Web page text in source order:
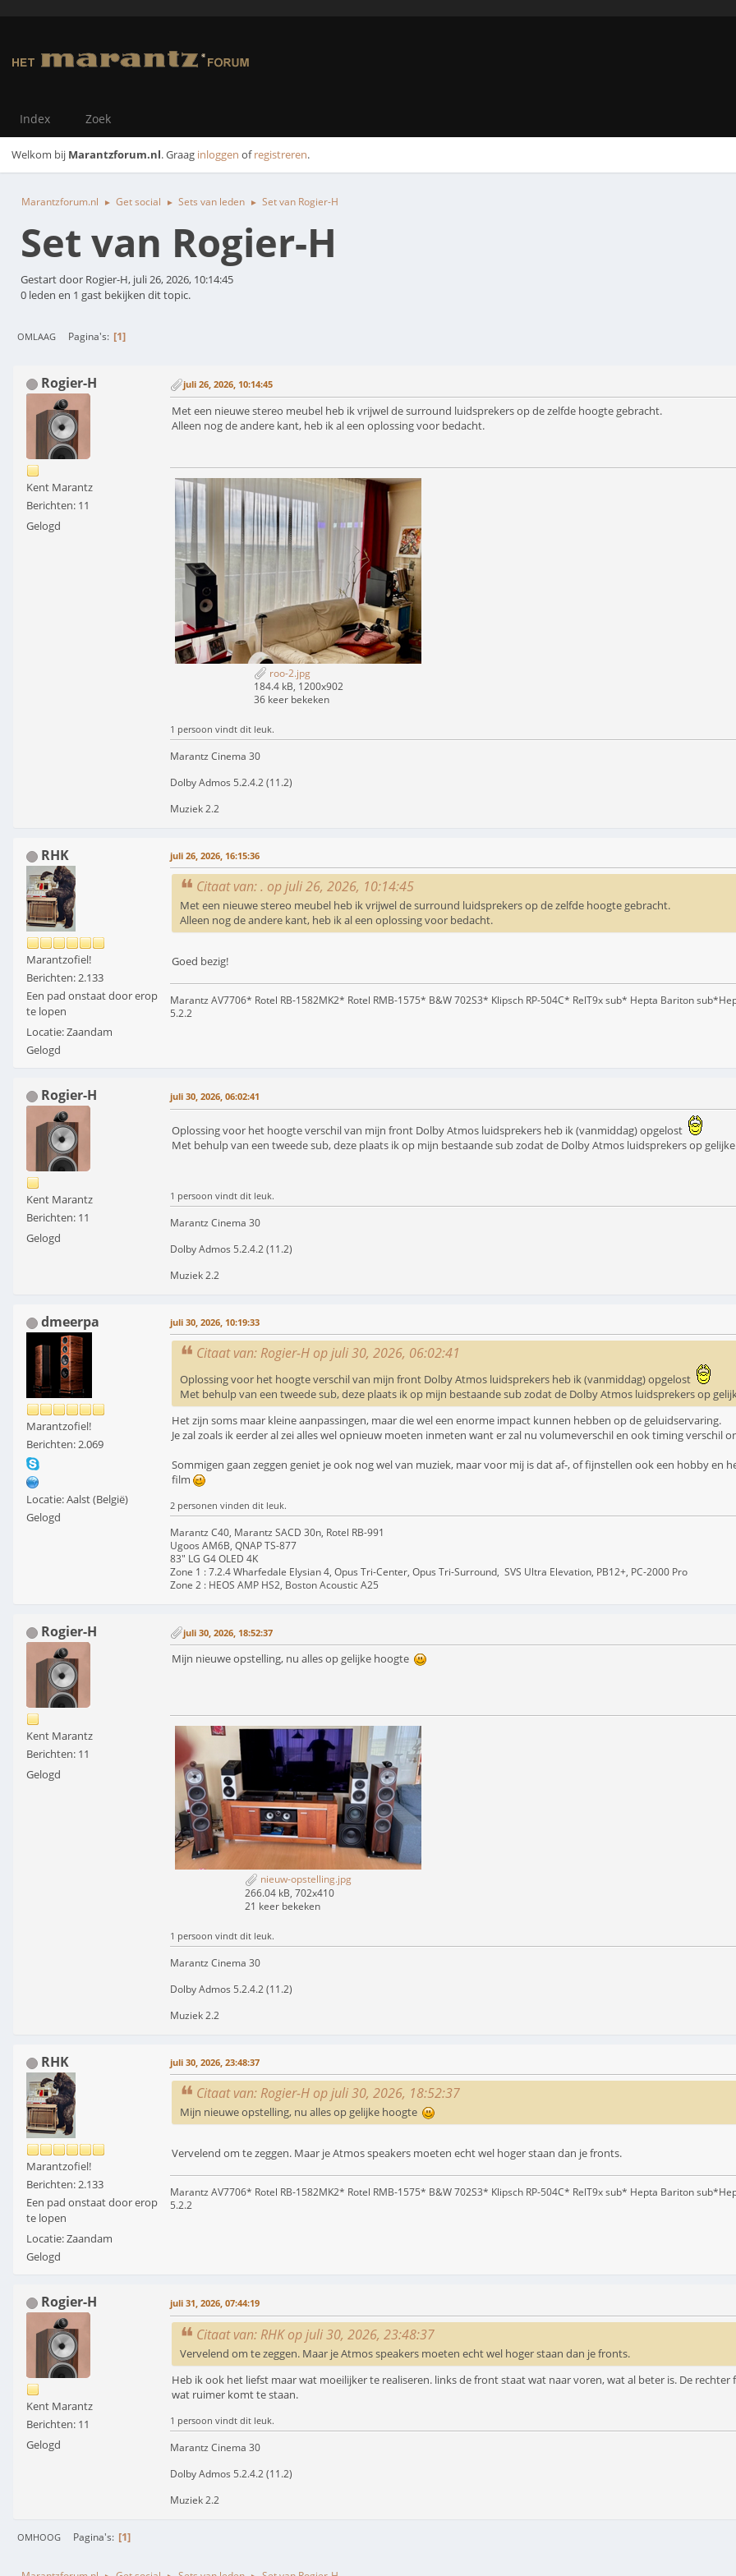
Index Zoek
Welkom bij Marantzforum.nl. Graag inloggen ofregistreren.
Marantzforum.nl ► Get social ► Sets van leden ► Set van Rogier-H
Set van Rogier-H
Gestart door Rogier-H, juli 26, 2026, 10:14:45
0 leden en 1 gast bekijken dit topic.
OMLAAG Pagina's 1
Rogier-H
Kent Marantz
Berichten: 11
Gelogd
juli 26, 2026, 10:14:45
Met een nieuwe stereo meubel heb ik vrijwel de surround luidsprekers op de zelfde hoogte gebracht.
Alleen nog de andere kant, heb ik al een oplossing voor bedacht.
roo-2.jpg
184.4 kB, 1200x902
36 keer bekeken
1 persoon vindt dit leuk.
Marantz Cinema 30
Dolby Admos 5.2.4.2 (11.2)
Muziek 2.2
RHK
Marantzofiel!
Berichten: 2.133
Een pad onstaat door erop
te lopen
Locatie: Zaandam
Gelogd
juli 26, 2026, 16:15:36
Citaat van: . op juli 26, 2026, 10:14:45
Met een nieuwe stereo meubel heb ik vrijwel de surround luidsprekers op de zelfde hoogte gebracht.
Alleen nog de andere kant, heb ik al een oplossing voor bedacht.
Goed bezig!
Marantz AV7706* Rotel RB-1582MK2* Rotel RMB-1575* B&W 702S3* Klipsch RP-504C* RelT9x sub* Hepta Bariton
5.2.2
Rogier-H
Kent Marantz
Berichten: 11
Gelogd
juli 30, 2026, 06:02:41
Oplossing voor het hoogte verschil van mijn front Dolby Atmos luidsprekers heb ik (vanmiddag) opgelost
Met behulp van een tweede sub, deze plaats ik op mijn bestaande sub zodat de Dolby Atmos luidsprekers op
1 persoon vindt dit leuk.
Marantz Cinema 30
Dolby Admos 5.2.4.2 (11.2)
Muziek 2.2
dmeerpa
Marantzofiel!
Berichten: 2.069
Locatie: Aalst (België)
Gelogd
juli 30, 2026, 10:19:33
Citaat van: Rogier-H op juli 30, 2026, 06:02:41
Oplossing voor het hoogte verschil van mijn front Dolby Atmos luidsprekers heb ik (vanmiddag) opgelost
Met behulp van een tweede sub, deze plaats ik op mijn bestaande sub zodat de Dolby Atmos luidsprekers op
Het zijn soms maar kleine aanpassingen, maar die wel een enorme impact kunnen hebben op de geluidservaring.
Je zal zoals ik eerder al zei alles wel opnieuw moeten inmeten want er zal nu volumeverschil en ook timing verschil
Sommigen gaan zeggen geniet je ook nog wel van muziek, maar voor mij is dat af-, of fijnstellen ook een hobby en
film
2 personen vinden dit leuk.
Marantz C40, Marantz SACD 30n, Rotel RB-991
Ugoos AM6B, QNAP TS-877
83" LG G4 OLED 4K
Zone 1 : 7.2.4 Wharfedale Elysian 4, Opus Tri-Center, Opus Tri-Surround, SVS Ultra Elevation, PB12+, PC-2000 Pro
Zone 2 : HEOS AMP HS2, Boston Acoustic A25
Rogier-H
Kent Marantz
Berichten: 11
Gelogd
juli 30, 2026, 18:52:37
Mijn nieuwe opstelling, nu alles op gelijke hoogte
nieuw-opstelling.jpg
266.04 kB, 702x410
21 keer bekeken
1 persoon vindt dit leuk.
Marantz Cinema 30
Dolby Admos 5.2.4.2 (11.2)
Muziek 2.2
RHK
Marantzofiel!
Berichten: 2.133
Een pad onstaat door erop
te lopen
Locatie: Zaandam
Gelogd
juli 30, 2026, 23:48:37
Citaat van: Rogier-H op juli 30, 2026, 18:52:37
Mijn nieuwe opstelling, nu alles op gelijke hoogte
Vervelend om te zeggen. Maar je Atmos speakers moeten echt wel hoger staan dan je fronts.
Marantz AV7706* Rotel RB-1582MK2* Rotel RMB-1575* B&W 702S3* Klipsch RP-504C* RelT9x sub* Hepta Bariton
5.2.2
Rogier-H
Kent Marantz
Berichten: 11
Gelogd
juli 31, 2026, 07:44:19
Citaat van: RHK op juli 30, 2026, 23:48:37
Vervelend om te zeggen. Maar je Atmos speakers moeten echt wel hoger staan dan je fronts.
Heb ik ook het liefst maar wat moeilijker te realiseren. links de front staat wat naar voren, wat al beter is. De
wat ruimer komt te staan.
1 persoon vindt dit leuk.
Marantz Cinema 30
Dolby Admos 5.2.4.2 (11.2)
Muziek 2.2
OMHOOG Pagina's 1